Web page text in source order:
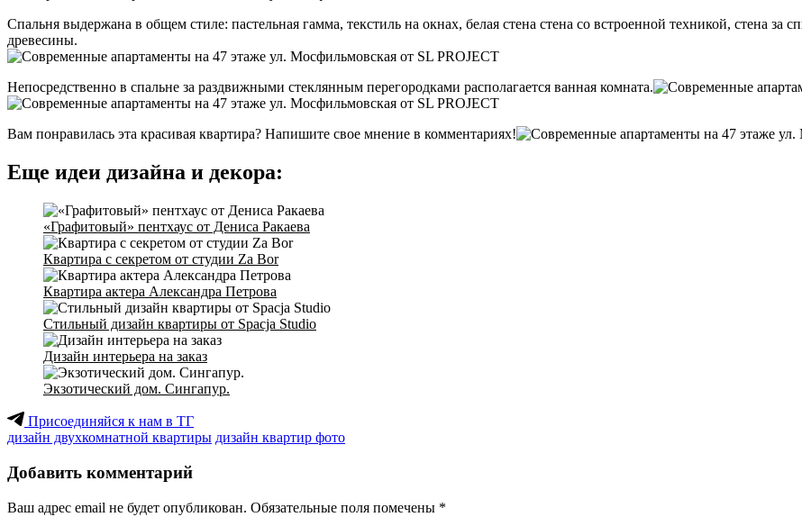
Спальня выдержана в общем стиле: пастельная гамма, текстиль на окнах, белая стена стена со встроенной техникой, стена за
древесины.
Непосредственно в спальне за раздвижными стеклянным перегородками располагается ванная комната.
Вам понравилась эта красивая квартира? Напишите свое мнение в комментариях!
Еще идеи дизайна и декора:
«Графитовый» пентхаус от Дениса Ракаева
Квартира с секретом от студии Za Bor
Квартира актера Александра Петрова
Стильный дизайн квартиры от Spacja Studio
Дизайн интерьера на заказ
Экзотический дом. Сингапур.
Присоединяйся к нам в ТГ
дизайн двухкомнатной квартиры дизайн квартир фото
Добавить комментарий
Ваш адрес email не будет опубликован. Обязательные поля помечены *